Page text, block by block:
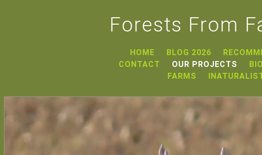
Forests From
HOME BLOG 2026
CONTACT
OUR PROJECTS
FARMS